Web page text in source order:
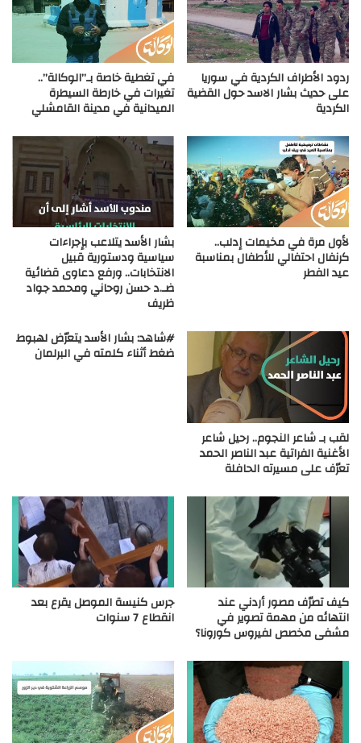
ردود الأطراف الكردية في سوريا
على حديث بشار الاسد حول القضية
الكردية
في تغطية خاصة بـ”الوكالة”..
تغيرات في خارطة السيطرة
الميدانية في مدينة القامشلي
لأول مرة في مخيمات إدلب..
كرنفال احتفالي للأطفال بمناسبة
عيد الفطر
بشار الأسد يتلاعب بإجراءات
سياسية ودستورية قبيل
الانتخابات.. ورفع دعاوى قضائية
ضـ.د حسن روحاني ومحمد جواد
ظريف
لقب بـ شاعر النجوم.. رحيل شاعر
الأغنية الفراتية عبد الناصر الحمد
تعرّف على مسيرته الحافلة
#شاهد: بشار الأسد يتعرّض لهبوط
ضغط أثناء كلمته في البرلمان
كيف تصرّف مصور أردني عند
انتهائه من مهمة تصوير في
مشفى مخصص لفيروس كورونا؟
جرس كنيسة الموصل يقرع بعد
انقطاع 7 سنوات